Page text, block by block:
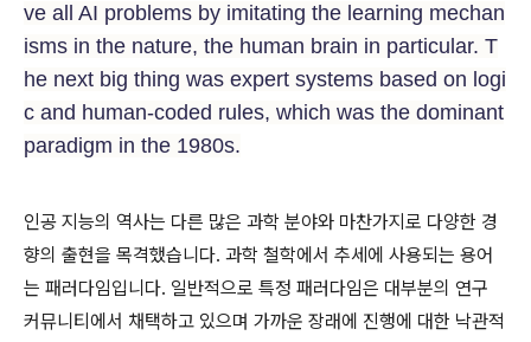
ve all AI problems by imitating the learning mechan
isms in the nature, the human brain in particular. T
he next big thing was expert systems based on logi
c and human-coded rules, which was the dominant
paradigm in the 1980s.
인공 지능의 역사는 다른 많은 과학 분야와 마찬가지로 다양한 경
향의 출현을 목격했습니다. 과학 철학에서 추세에 사용되는 용어
는 패러다임입니다. 일반적으로 특정 패러다임은 대부분의 연구
커뮤니티에서 채택하고 있으며 가까운 장래에 진행에 대한 낙관적